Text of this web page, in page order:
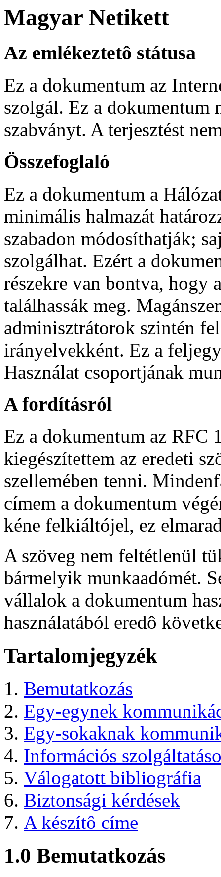
Magyar Netikett
Az emlékeztetô státusa
Ez a dokumentum az
szolgál. Ez a dokumentum
szabványt. A terjesztést
Összefoglaló
Ez a dokumentum a
minimális halmazát
szabadon módosíthatják;
szolgálhat. Ezért a
részekre van bontva, hogy
találhassák meg.
adminisztrátorok szintén
irányelvekként. Ez a
Használat csoportjának
A fordításról
Ez a dokumentum az RFC
kiegészítettem az eredeti
szellemében tenni.
címem a dokumentum
kéne felkiáltójel, ez
A szöveg nem feltétlenül
bármelyik munkaadómét.
vállalok a dokumentum
használatából eredô
Tartalomjegyzék
Bemutatkozás
Egy-egynek
Egy-sokaknak
Információs
Válogatott bibliográfia
Biztonsági kérdések
A készítô címe
1.0 Bemutatkozás